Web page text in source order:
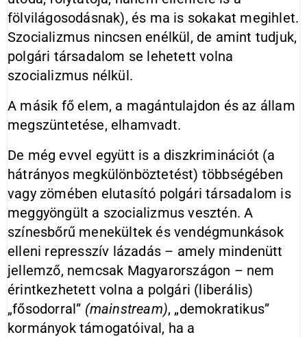
fölvilágosodásnak), és ma is sokakat megihlet.
Szocializmus nincsen enélkül, de amint tudjuk,
polgári társadalom se lehetett volna
szocializmus nélkül.
A másik fő elem, a magántulajdon és az állam
megszüntetése, elhamvadt.
De még evvel együtt is a diszkriminációt (a
hátrányos megkülönböztetést) többségében
vagy zömében elutasító polgári társadalom is
meggyöngült a szocializmus vesztén. A
színesbőrű menekültek és vendégmunkások
elleni represszív lázadás – amely mindenütt
jellemző, nemcsak Magyarországon – nem
érintkezhetett volna a polgári (liberális)
„fősodorral” (mainstream), „demokratikus”
kormányok támogatóival, ha a